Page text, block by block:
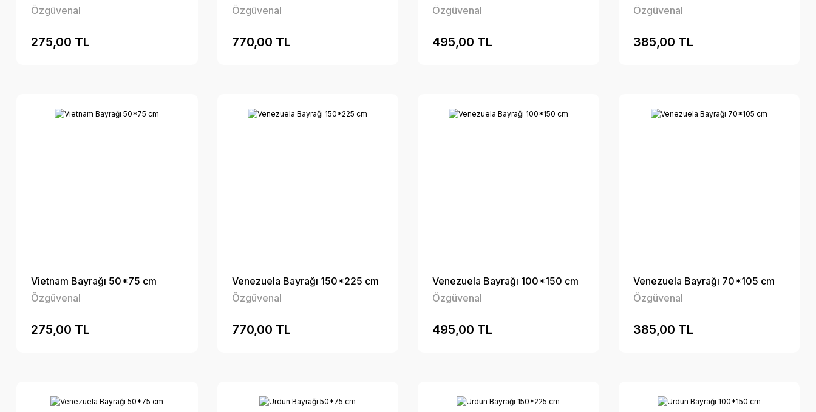
Özgüvenal
275,00 TL
Özgüvenal
770,00 TL
Özgüvenal
495,00 TL
Özgüvenal
385,00 TL
Vietnam Bayrağı 50*75 cm
Özgüvenal
275,00 TL
Venezuela Bayrağı 150*225 cm
Özgüvenal
770,00 TL
Venezuela Bayrağı 100*150 cm
Özgüvenal
495,00 TL
Venezuela Bayrağı 70*105 cm
Özgüvenal
385,00 TL